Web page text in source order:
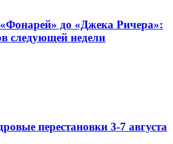
до «Джека Ричера»:
следующей недели
перестановки 3-7 августа